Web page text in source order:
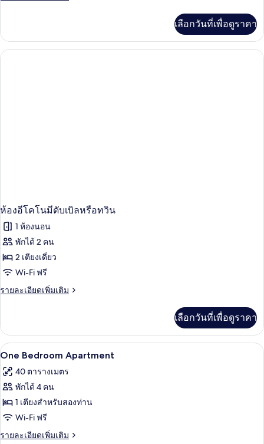
เกี่ยว
กับ
Deluxe
เลือกวันที่เพื่อดูราคา
ห้องอีโคโนมีดับเบิลหรือทวิน
1 ห้องนอน
พักได้ 2 คน
2 เตียงเดี่ยว
Wi-Fi ฟรี
รายละเอียดเพิ่มเติม
ราย
เกี่ยว
กับ
ห้อง
โค
โน
ดับเบิล
หรือ
น
เลือกวันที่เพื่อดูราคา
เปิด
ภาพถ่าย
ทั้งหมด
ของ
One
Bedroom
โต๊ะทำงาน, ห้องเก็บเสียง, Wi-Fi ฟรี, ผ้
3
One Bedroom Apartment
40 ตารางเมตร
พักได้ 4 คน
1 เตียงสำหรับสองท่าน
Wi-Fi ฟรี
รายละเอียดเพิ่มเติม
ราย